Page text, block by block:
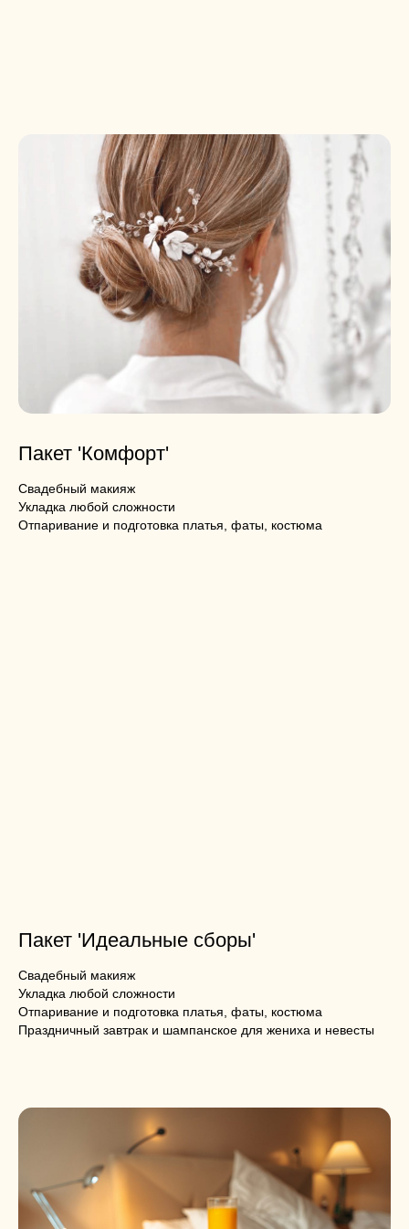
Пакет 'Комфорт'
Свадебный макияж
Укладка любой сложности
Отпаривание и подготовка платья, фаты, костюма
Пакет 'Идеальные сборы'
Свадебный макияж
Укладка любой сложности
Отпаривание и подготовка платья, фаты, костюма
Праздничный завтрак и шампанское для жениха и невесты